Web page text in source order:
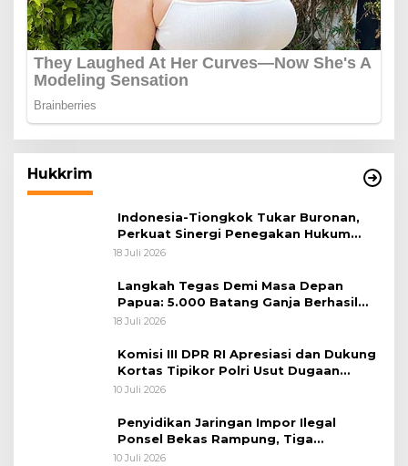
Hukkrim
Indonesia-Tiongkok Tukar Buronan,
Perkuat Sinergi Penegakan Hukum
Lintas Negara
18 Juli 2026
Langkah Tegas Demi Masa Depan
Papua: 5.000 Batang Ganja Berhasil
Diungkap Koops TNI Habema
18 Juli 2026
Komisi III DPR RI Apresiasi dan Dukung
Kortas Tipikor Polri Usut Dugaan
Korupsi Batu Bara
10 Juli 2026
Penyidikan Jaringan Impor Ilegal
Ponsel Bekas Rampung, Tiga
Tersangka Sudah P-21 dan Satu Buron
10 Juli 2026